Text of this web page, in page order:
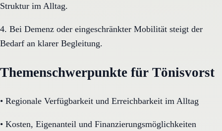
Struktur im Alltag.
4. Bei Demenz oder eingeschränkter Mobilität steigt der
Bedarf an klarer Begleitung.
Themenschwerpunkte für Tönisvorst
• Regionale Verfügbarkeit und Erreichbarkeit im Alltag
• Kosten, Eigenanteil und Finanzierungsmöglichkeiten